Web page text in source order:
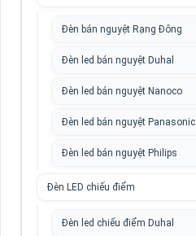
Đèn bán nguyệt Rạng Đông
Đèn led bán nguyệt Duhal
Đèn led bán nguyệt Nanoco
Đèn led bán nguyệt Panasonic
Đèn led bán nguyệt Philips
Đèn LED chiếu điểm
Đèn led chiếu điểm Duhal